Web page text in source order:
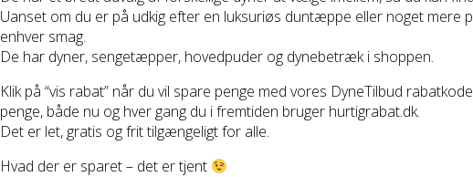
Uanset om du er på udkig efter en luksuriøs duntæppe eller noget mere
enhver smag.
De har dyner, sengetæpper, hovedpuder og dynebetræk i shoppen.
Klik på “vis rabat” når du vil spare penge med vores DyneTilbud
penge, både nu og hver gang du i fremtiden bruger hurtigrabat.dk.
Det er let, gratis og frit tilgængeligt for alle.
Hvad der er sparet – det er tjent